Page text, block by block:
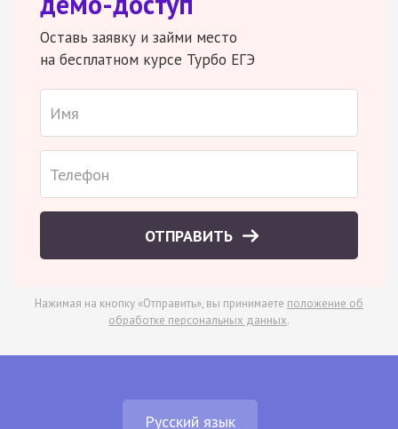
Оставь заявку и займи место
на бесплатном курсе Турбо ЕГЭ
ОТПРАВИТЬ
Нажимая на кнопку «Отправить», вы принимаете положение об
обработке персональных данных.
Русский язык